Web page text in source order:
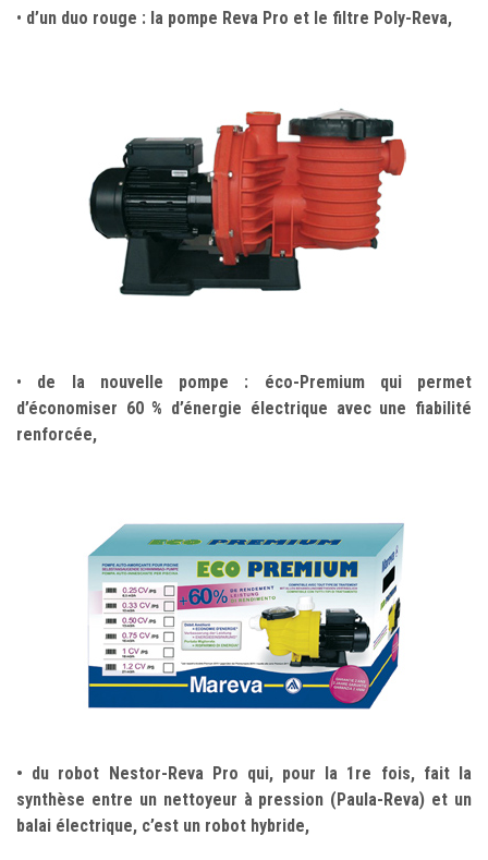
• d’un duo rouge : la pompe Reva Pro et le filtre Poly-Reva,
• de la nouvelle pompe : éco-Premium qui permet
d’économiser 60 % d’énergie électrique avec une fiabilité
renforcée,
• du robot Nestor-Reva Pro qui, pour la 1re fois, fait la
synthèse entre un nettoyeur à pression (Paula-Reva) et un
balai électrique, c’est un robot hybride,